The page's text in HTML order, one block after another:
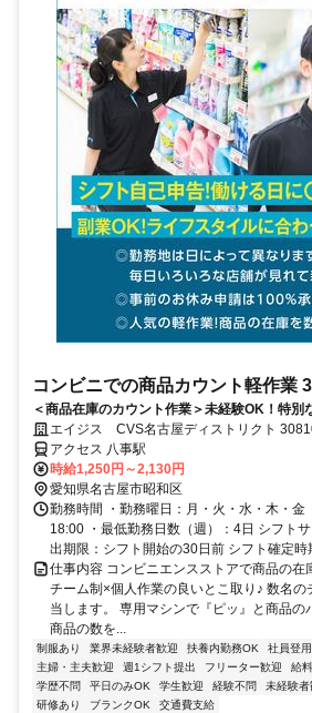
コンビニでの商品カウント軽作業
＜商品在庫のカウント作業＞未経験OK！特別
ルや実績で高収入も目指せるお仕事◎♪
エイジス CVS名古屋ディストリクト
アクセス 八事駅
時給1,250円～2,130円
愛知県名古屋市昭和区
勤務時間 ・勤務曜日：月・火・水・木・金
18:00 ・最低勤務日数（週）：4日 シフト
出期限：シフト開始の30日前 シフト確定時
仕事内容 コンビニエンスストアで商品の在
チーム制×個人作業の良いとこ取り♪ 数名
当します。 専用マシンで『ピッ』と商品の
商品の数を...
制服あり 業界未経験者歓迎 扶養内勤務OK 社員登
主婦・主夫歓迎
週1シフト提出 フリーター歓迎 給
学歴不問
平日のみOK 学生歓迎 経験不問 未経験者
研修あり
ブランクOK 交通費支給